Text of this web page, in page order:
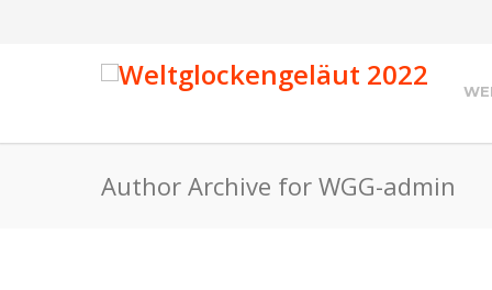
Author Archive for WGG-admin